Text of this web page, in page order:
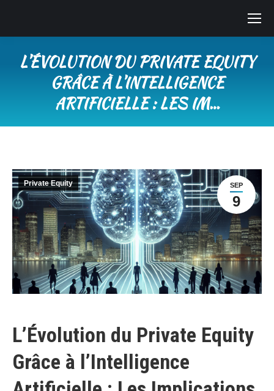
L’ÉVOLUTION DU PRIVATE EQUITY
GRÂCE À L’INTELLIGENCE
ARTIFICIELLE : LES IM…
SEP
9
Private Equity
L’Évolution du Private Equity
Grâce à l’Intelligence